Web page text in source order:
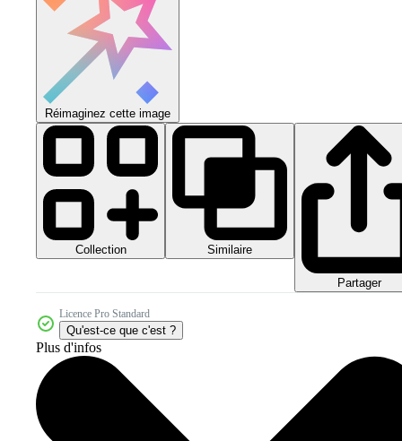
Réimaginez cette image
Collection Similaire
Partager
Licence Pro Standard
Qu'est-ce que c'est ?
Plus d'infos